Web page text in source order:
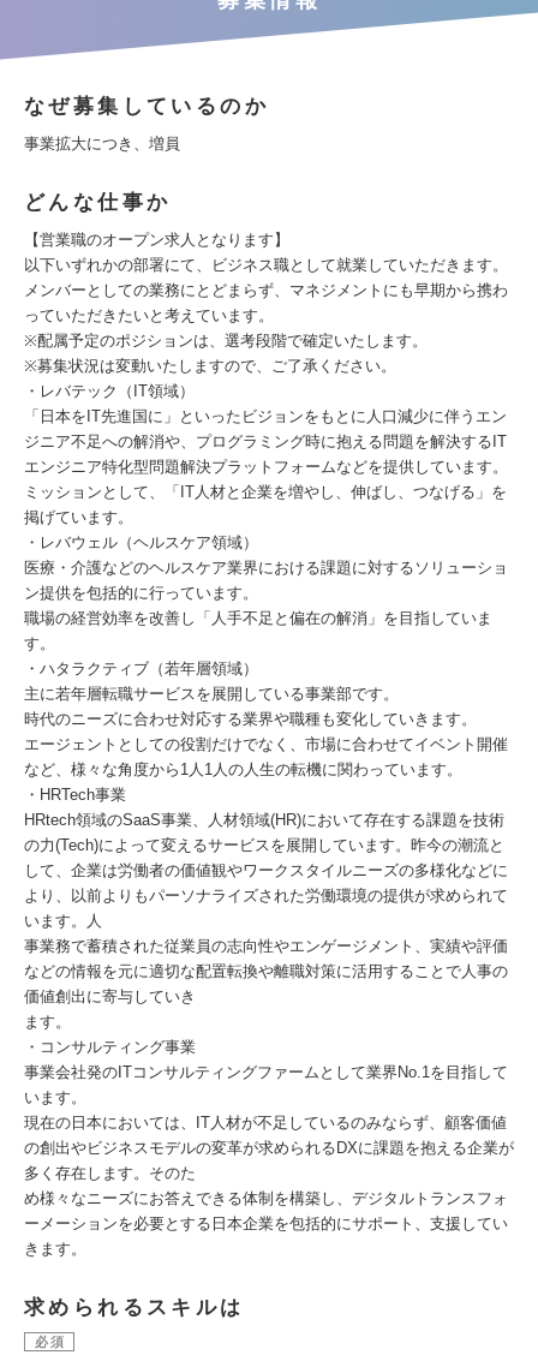
なぜ募集しているのか
事業拡大につき、増員
どんな仕事か
【営業職のオープン求人となります】
以下いずれかの部署にて、ビジネス職として就業していただきます。
メンバーとしての業務にとどまらず、マネジメントにも早期から携わ
っていただきたいと考えています。
※配属予定のポジションは、選考段階で確定いたします。
※募集状況は変動いたしますので、ご了承ください。
・レバテック（IT領域）
「日本をIT先進国に」といったビジョンをもとに人口減少に伴うエン
ジニア不足への解消や、プログラミング時に抱える問題を解決するIT
エンジニア特化型問題解決プラットフォームなどを提供しています。
ミッションとして、「IT人材と企業を増やし、伸ばし、つなげる」を
掲げています。
・レバウェル（ヘルスケア領域）
医療・介護などのヘルスケア業界における課題に対するソリューショ
ン提供を包括的に行っています。
職場の経営効率を改善し「人手不足と偏在の解消」を目指していま
す。
・ハタラクティブ（若年層領域）
主に若年層転職サービスを展開している事業部です。
時代のニーズに合わせ対応する業界や職種も変化していきます。
エージェントとしての役割だけでなく、市場に合わせてイベント開催
など、様々な角度から1人1人の人生の転機に関わっています。
・HRTech事業
HRtech領域のSaaS事業、人材領域(HR)において存在する課題を技術
の力(Tech)によって変えるサービスを展開しています。昨今の潮流と
して、企業は労働者の価値観やワークスタイルニーズの多様化などに
より、以前よりもパーソナライズされた労働環境の提供が求められて
います。人
事業務で蓄積された従業員の志向性やエンゲージメント、実績や評価
などの情報を元に適切な配置転換や離職対策に活用することで人事の
価値創出に寄与していき
ます。
・コンサルティング事業
事業会社発のITコンサルティングファームとして業界No.1を目指して
います。
現在の日本においては、IT人材が不足しているのみならず、顧客価値
の創出やビジネスモデルの変革が求められるDXに課題を抱える企業が
多く存在します。そのた
め様々なニーズにお答えできる体制を構築し、デジタルトランスフォ
ーメーションを必要とする日本企業を包括的にサポート、支援してい
きます。
求められるスキルは
必須